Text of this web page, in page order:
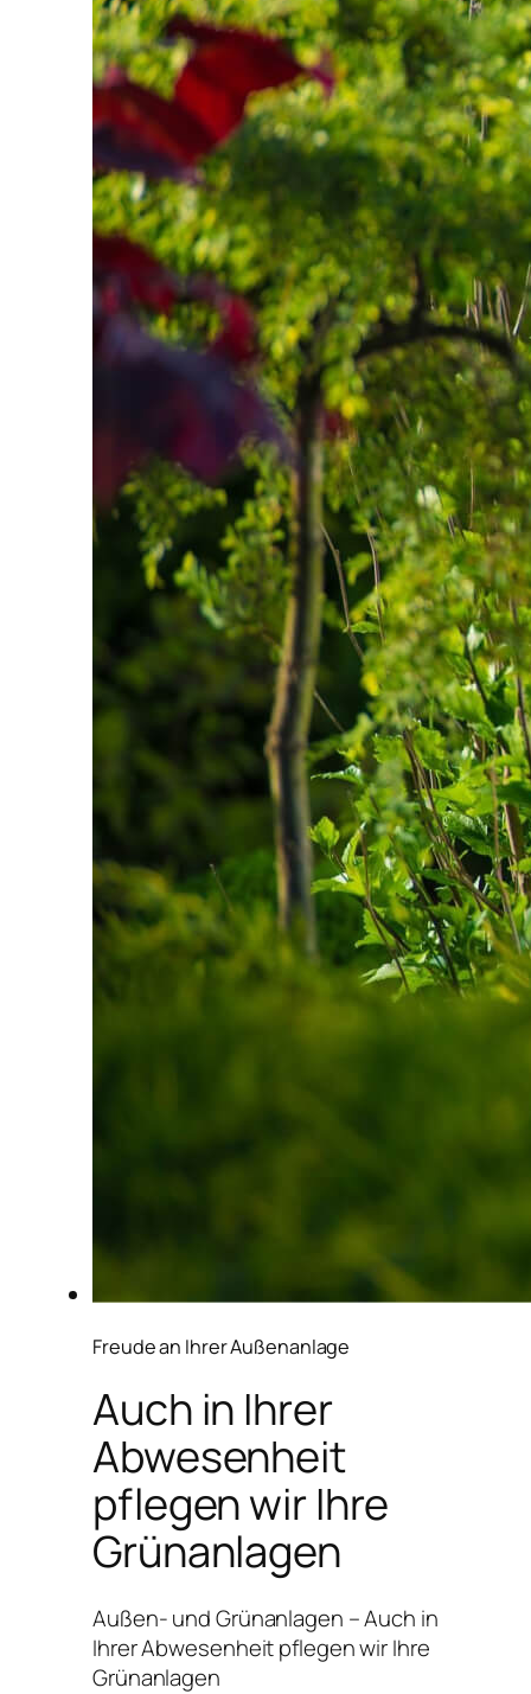
Freude an Ihrer Außenanlage
Auch in Ihrer
Abwesenheit
pflegen wir Ihre
Grünanlagen
Außen- und Grünanlagen – Auch in
Ihrer Abwesenheit pflegen wir Ihre
Grünanlagen